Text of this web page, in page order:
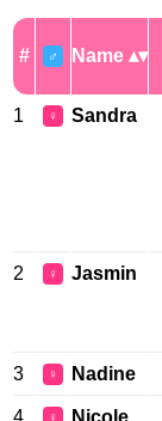
# ♂ Name
1 ♀ Sandra
2 ♀ Jasmin
3 ♀ Nadine
4 ♀ Nicole